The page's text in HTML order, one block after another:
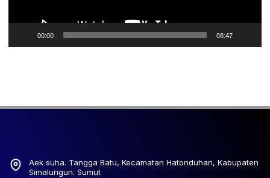
00:00 08:47
Aek suha. Tangga Batu, Kecamatan Hatonduhan, Kabupaten
Simalungun. Sumut